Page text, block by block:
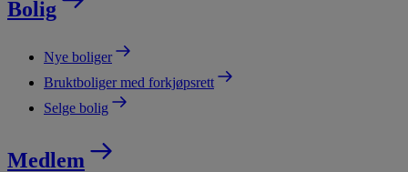
Bolig
Nye boliger
Bruktboliger med forkjøpsrett
Selge bolig
Medlem